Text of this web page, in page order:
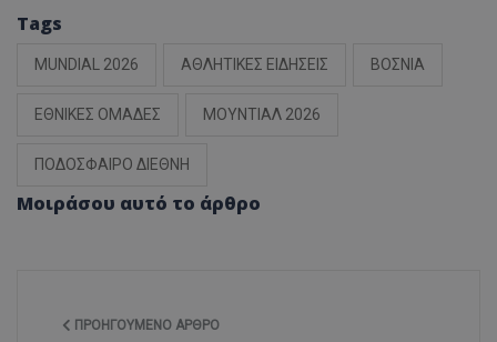
Tags
MUNDIAL 2026 ΑΘΛΗΤΙΚΕΣ ΕΙΔΗΣΕΙΣ ΒΟΣΝΙΑ
ΕΘΝΙΚΕΣ ΟΜΑΔΕΣ ΜΟΥΝΤΙΑΛ 2026
ΠΟΔΟΣΦΑΙΡΟ ΔΙΕΘΝΗ
Μοιράσου αυτό το άρθρο
ΠΡΟΗΓΟΎΜΕΝΟ ΆΡΘΡΟ